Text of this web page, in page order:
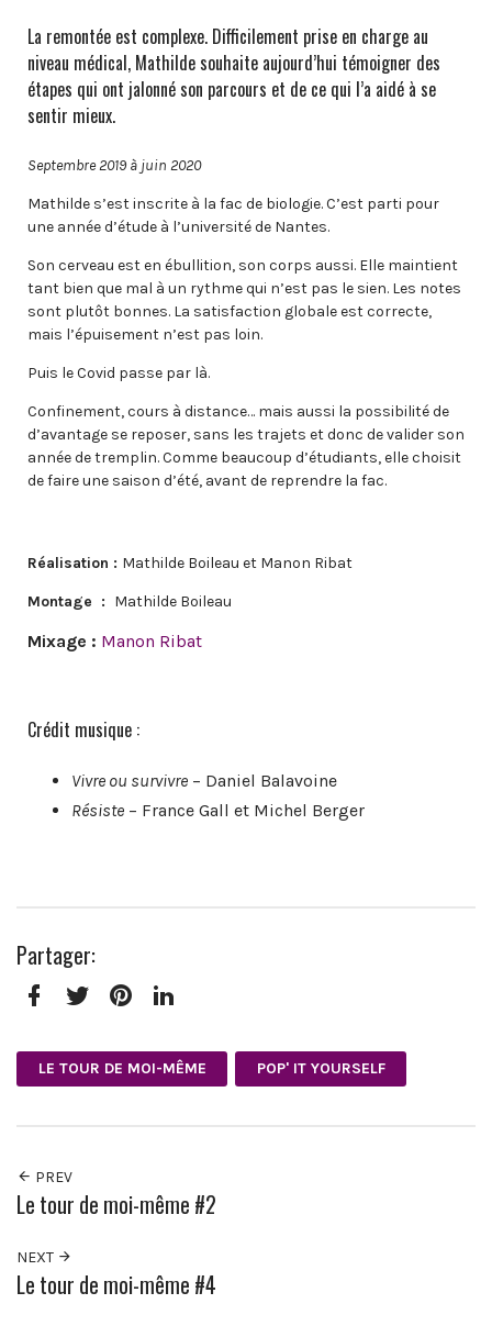
La remontée est complexe. Difficilement prise en charge au
niveau médical, Mathilde souhaite aujourd’hui témoigner des
étapes qui ont jalonné son parcours et de ce qui l’a aidé à se
sentir mieux.
Septembre 2019 à juin 2020
Mathilde s’est inscrite à la fac de biologie. C’est parti pour
une année d’étude à l’université de Nantes.
Son cerveau est en ébullition, son corps aussi. Elle maintient
tant bien que mal à un rythme qui n’est pas le sien. Les notes
sont plutôt bonnes. La satisfaction globale est correcte,
mais l’épuisement n’est pas loin.
Puis le Covid passe par là.
Confinement, cours à distance… mais aussi la possibilité de
d’avantage se reposer, sans les trajets et donc de valider son
année de tremplin. Comme beaucoup d’étudiants, elle choisit
de faire une saison d’été, avant de reprendre la fac.
Réalisation : Mathilde Boileau et Manon Ribat
Montage : Mathilde Boileau
Mixage : Manon Ribat
Crédit musique :
Vivre ou survivre – Daniel Balavoine
Résiste – France Gall et Michel Berger
Partager:
LE TOUR DE MOI-MÊME POP' IT YOURSELF
PREV
Le tour de moi-même #2
NEXT
Le tour de moi-même #4